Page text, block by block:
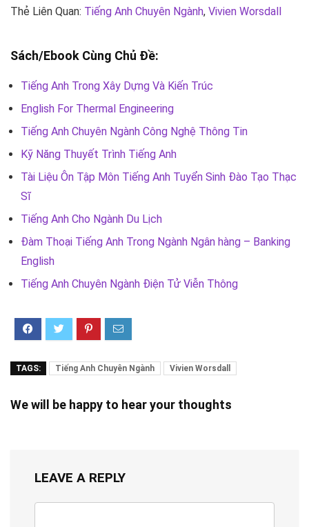
Thẻ Liên Quan: Tiếng Anh Chuyên Ngành, Vivien Worsdall
Sách/Ebook Cùng Chủ Đề:
Tiếng Anh Trong Xây Dựng Và Kiến Trúc
English For Thermal Engineering
Tiếng Anh Chuyên Ngành Công Nghệ Thông Tin
Kỹ Năng Thuyết Trình Tiếng Anh
Tài Liệu Ôn Tập Môn Tiếng Anh Tuyển Sinh Đào Tạo Thạc
Sĩ
Tiếng Anh Cho Ngành Du Lịch
Đàm Thoại Tiếng Anh Trong Ngành Ngân hàng – Banking
English
Tiếng Anh Chuyên Ngành Điện Tử Viễn Thông
TAGS: Tiếng Anh Chuyên Ngành Vivien Worsdall
We will be happy to hear your thoughts
LEAVE A REPLY